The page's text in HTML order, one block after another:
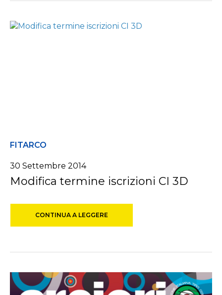
FITARCO
30 Settembre 2014
Modifica termine iscrizioni CI 3D
CONTINUA A LEGGERE